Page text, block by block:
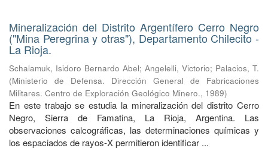
Mineralización del Distrito Argentífero Cerro Negro
("Mina Peregrina y otras"), Departamento Chilecito -
La Rioja.
Schalamuk, Isidoro Bernardo Abel; Angelelli, Victorio; Palacios, T.
(Ministerio de Defensa. Dirección General de Fabricaciones
Militares. Centro de Exploración Geológico Minero., 1989)
En este trabajo se estudia la mineralización del distrito Cerro
Negro, Sierra de Famatina, La Rioja, Argentina. Las
observaciones calcográficas, las determinaciones químicas y
los espaciados de rayos-X permitieron identificar ...